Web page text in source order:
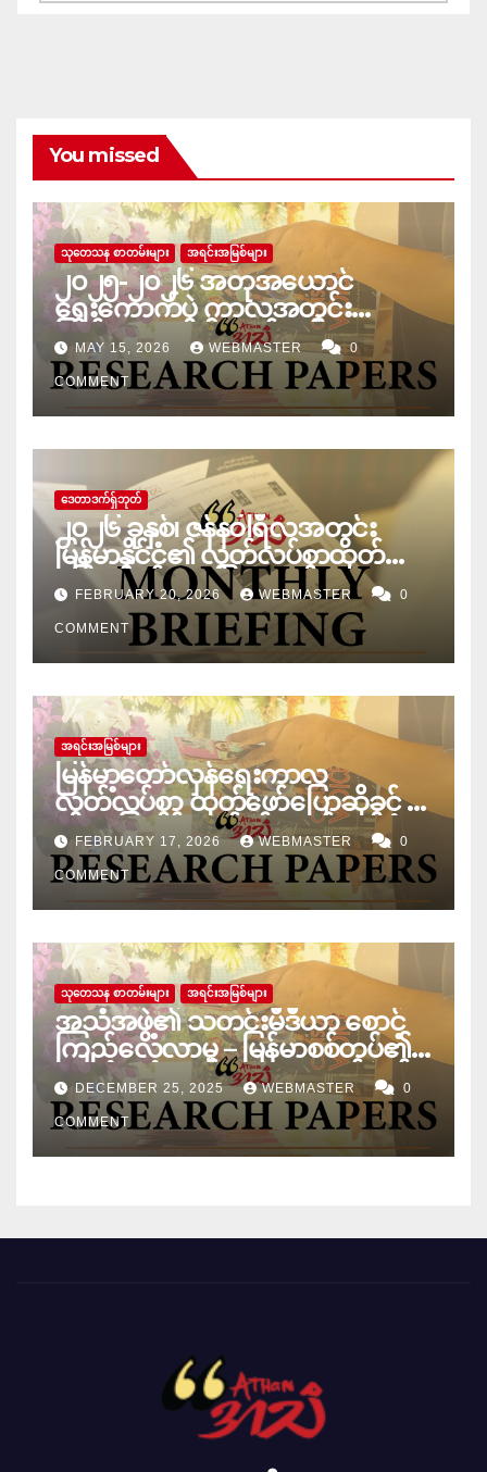
You missed
သုတေသန စာတမ်းများ အရင်းအမြစ်များ
၂၀၂၅-၂၀၂၆ အတုအယောင်
ရွေးကောက်ပွဲ ကာလအတွင်း
ပြည်သူလူထု၏ လွတ်လပ်စွာ
ထုတ်ဖော်ပြောဆိုခွင့် ချိုးဖောက်ခံခဲ့ရ
မှုများ
MAY 15, 2026 WEBMASTER 0
COMMENT
ဒေတာဒက်ရှ်ဘုတ်
၂၀၂၆ ခုနှစ်၊ ဇန်နဝါရီလအတွင်း
မြန်မာနိုင်ငံ၏ လွတ်လပ်စွာထုတ်ဖော်
ပြောဆိုခွင့် အခြေအနေ
FEBRUARY 20, 2026 WEBMASTER 0
COMMENT
အရင်းအမြစ်များ
မြန်မာ့တော်လှန်ရေးကာလ
လွတ်လပ်စွာ ထုတ်ဖော်ပြောဆိုခွင့် –
ဥပဒေပြဋ္ဌာန်းချက်နှင့် လက်တွေ့
ကွာဟချက်
FEBRUARY 17, 2026 WEBMASTER 0
COMMENT
သုတေသန စာတမ်းများ အရင်းအမြစ်များ
အသံအဖွဲ့၏ သတင်းမီဒီယာ စောင့်
ကြည့်လေ့လာမှု – မြန်မာစစ်တပ်၏
“အတုအယောင်” ရွေးကောက်ပွဲနှင့်
ဆန့်ကျင်သူများ ဖြိုခွင်းမှု
DECEMBER 25, 2025 WEBMASTER 0
COMMENT